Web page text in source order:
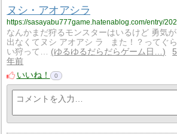
ヌシ・アオアシラ
なんかまだ狩るモンスターはいるけど 勇気が
出なくてヌシ アオアシ ラ また！？ってぐら
い狩って…
ゆるゆるだらだらゲーム日…
5
年前
いいね！
0